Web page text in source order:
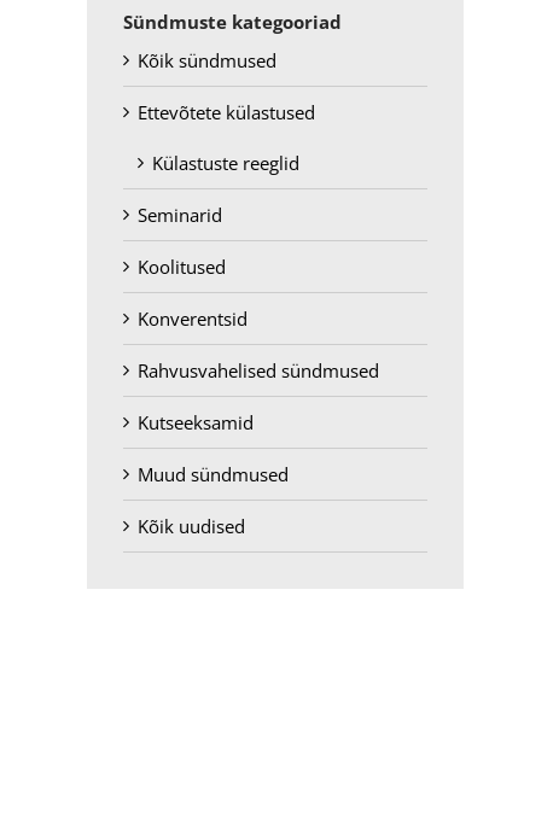
Sündmuste kategooriad
Kõik sündmused
Ettevõtete külastused
Külastuste reeglid
Seminarid
Koolitused
Konverentsid
Rahvusvahelised sündmused
Kutseeksamid
Muud sündmused
Kõik uudised